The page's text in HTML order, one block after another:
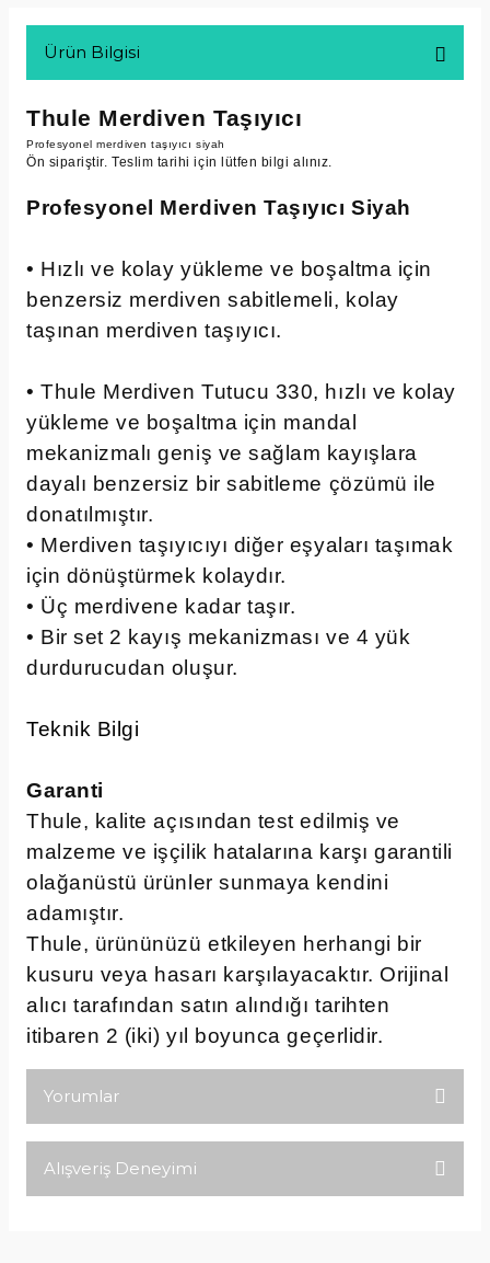
Ürün Bilgisi
Thule Merdiven Taşıyıcı
Profesyonel merdiven taşıyıcı siyah
Ön sipariştir. Teslim tarihi için lütfen bilgi alınız.
Profesyonel Merdiven Taşıyıcı Siyah
• Hızlı ve kolay yükleme ve boşaltma için
benzersiz merdiven sabitlemeli, kolay
taşınan merdiven taşıyıcı.
• Thule Merdiven Tutucu 330, hızlı ve kolay
yükleme ve boşaltma için mandal
mekanizmalı geniş ve sağlam kayışlara
dayalı benzersiz bir sabitleme çözümü ile
donatılmıştır.
• Merdiven taşıyıcıyı diğer eşyaları taşımak
için dönüştürmek kolaydır.
• Üç merdivene kadar taşır.
• Bir set 2 kayış mekanizması ve 4 yük
durdurucudan oluşur.
Teknik Bilgi
Garanti
Thule, kalite açısından test edilmiş ve
malzeme ve işçilik hatalarına karşı garantili
olağanüstü ürünler sunmaya kendini
adamıştır.
Thule, ürününüzü etkileyen herhangi bir
kusuru veya hasarı karşılayacaktır. Orijinal
alıcı tarafından satın alındığı tarihten
itibaren 2 (iki) yıl boyunca geçerlidir.
Yorumlar
Alışveriş Deneyimi